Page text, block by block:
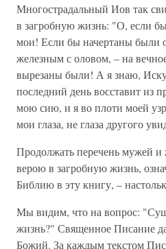
Многострадальный Иов так
в загробную жизнь: "О, если
мои! Если бы начертаны были
железным с оловом, – на
вырезаны были! А я знаю,
последний день восставит из
мою сию, и я во плоти моей
мои глаза, не глаза другого
Продолжать перечень мужей
верою в загробную жизнь,
Библию в эту книгу, –
Мы видим, что на вопрос:
жизнь?" Священное Писание
Божий. За каждым текстом